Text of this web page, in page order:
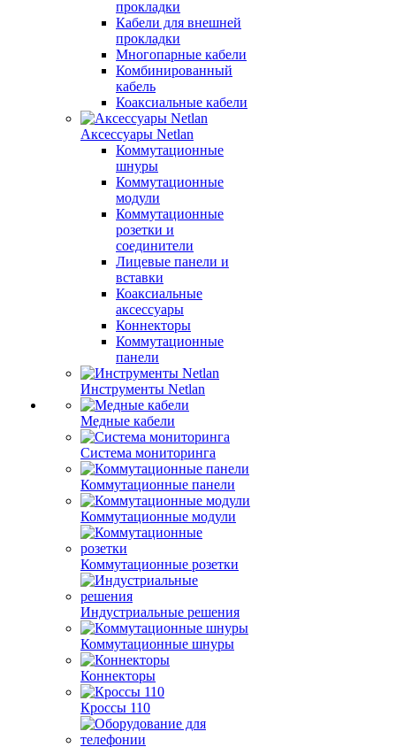
прокладки
Кабели для внешней
прокладки
Многопарные кабели
Комбинированный
кабель
Коаксиальные кабели
Аксессуары Netlan
Коммутационные
шнуры
Коммутационные
модули
Коммутационные
розетки и
соединители
Лицевые панели и
вставки
Коаксиальные
аксессуары
Коннекторы
Коммутационные
панели
Инструменты Netlan
Медные кабели
Система мониторинга
Коммутационные панели
Коммутационные модули
Коммутационные розетки
Индустриальные решения
Коммутационные шнуры
Коннекторы
Кроссы 110